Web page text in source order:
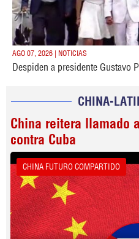
AGO 07, 2026 | NOTICIAS
Despiden a presidente Gustavo
CHINA-
China reitera llamado
contra Cuba
CHINA FUTURO COMPARTIDO